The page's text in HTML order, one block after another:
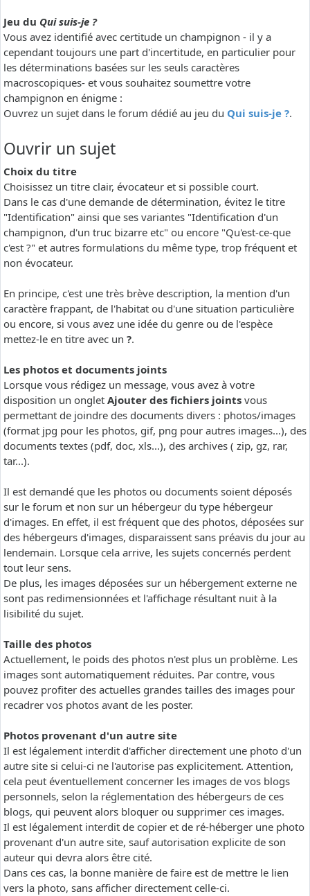
Jeu du Qui suis-je ?
Vous avez identifié avec certitude un champignon - il y a
cependant toujours une part d'incertitude, en particulier pour
les déterminations basées sur les seuls caractères
macroscopiques- et vous souhaitez soumettre votre
champignon en énigme :
Ouvrez un sujet dans le forum dédié au jeu du Qui suis-je ?.
Ouvrir un sujet
Choix du titre
Choisissez un titre clair, évocateur et si possible court.
Dans le cas d'une demande de détermination, évitez le titre
"Identification" ainsi que ses variantes "Identification d'un
champignon, d'un truc bizarre etc" ou encore "Qu'est-ce-que
c'est ?" et autres formulations du même type, trop fréquent et
non évocateur.
En principe, c'est une très brève description, la mention d'un
caractère frappant, de l'habitat ou d'une situation particulière
ou encore, si vous avez une idée du genre ou de l'espèce
mettez-le en titre avec un ?.
Les photos et documents joints
Lorsque vous rédigez un message, vous avez à votre
disposition un onglet Ajouter des fichiers joints vous
permettant de joindre des documents divers : photos/images
(format jpg pour les photos, gif, png pour autres images...), des
documents textes (pdf, doc, xls...), des archives ( zip, gz, rar,
tar...).
Il est demandé que les photos ou documents soient déposés
sur le forum et non sur un hébergeur du type hébergeur
d'images. En effet, il est fréquent que des photos, déposées sur
des hébergeurs d'images, disparaissent sans préavis du jour au
lendemain. Lorsque cela arrive, les sujets concernés perdent
tout leur sens.
De plus, les images déposées sur un hébergement externe ne
sont pas redimensionnées et l'affichage résultant nuit à la
lisibilité du sujet.
Taille des photos
Actuellement, le poids des photos n'est plus un problème. Les
images sont automatiquement réduites. Par contre, vous
pouvez profiter des actuelles grandes tailles des images pour
recadrer vos photos avant de les poster.
Photos provenant d'un autre site
Il est légalement interdit d'afficher directement une photo d'un
autre site si celui-ci ne l'autorise pas explicitement. Attention,
cela peut éventuellement concerner les images de vos blogs
personnels, selon la réglementation des hébergeurs de ces
blogs, qui peuvent alors bloquer ou supprimer ces images.
Il est légalement interdit de copier et de ré-héberger une photo
provenant d'un autre site, sauf autorisation explicite de son
auteur qui devra alors être cité.
Dans ces cas, la bonne manière de faire est de mettre le lien
vers la photo, sans afficher directement celle-ci.